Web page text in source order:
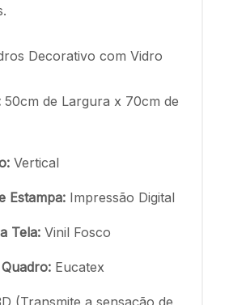
Decorativo com Vidro
50cm de Largura x 70cm de
Vertical
Estampa: Impressão Digital
Tela: Vinil Fosco
Eucatex